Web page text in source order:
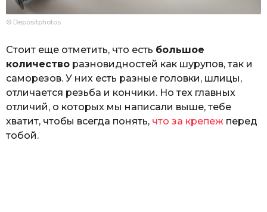
© Depositphotos
Стоит еще отметить, что есть большое
количество разновидностей как шурупов, так и
саморезов. У них есть разные головки, шлицы,
отличается резьба и кончики. Но тех главных
отличий, о которых мы написали выше, тебе
хватит, чтобы всегда понять, что за крепеж перед
тобой.